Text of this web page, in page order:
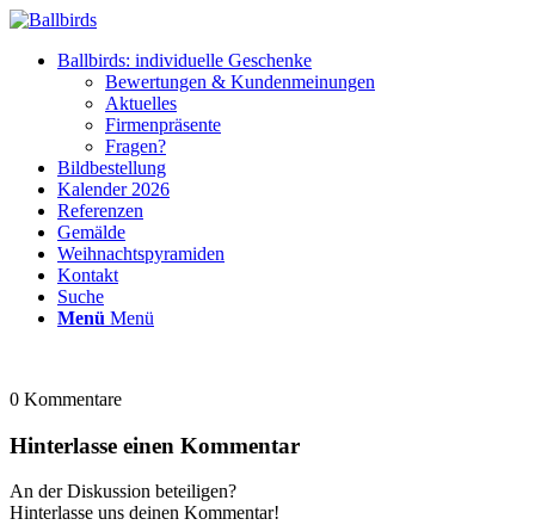
Ballbirds: individuelle Geschenke
Bewertungen & Kundenmeinungen
Aktuelles
Firmenpräsente
Fragen?
Bildbestellung
Kalender 2026
Referenzen
Gemälde
Weihnachtspyramiden
Kontakt
Suche
Menü Menü
0 Kommentare
Hinterlasse einen Kommentar
An der Diskussion beteiligen?
Hinterlasse uns deinen Kommentar!